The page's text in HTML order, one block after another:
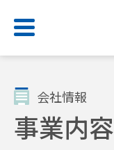
店舗検索
会社情報
事業内容